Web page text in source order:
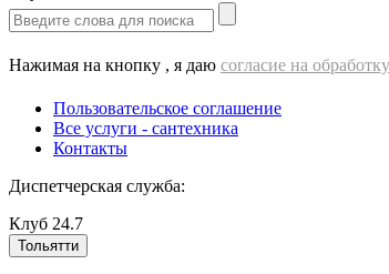
Нажимая на кнопку , я даю согласие на
Пользовательское соглашение
Все услуги - cантехника
Контакты
Диспетчерская служба:
Клуб 24.7
Тольятти